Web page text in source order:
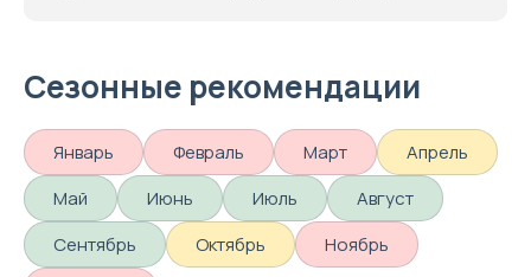
Сезонные рекомендации
Январь Февраль Март
Апрель
Май
Июнь Июль
Август
Сентябрь
Октябрь
Ноябрь